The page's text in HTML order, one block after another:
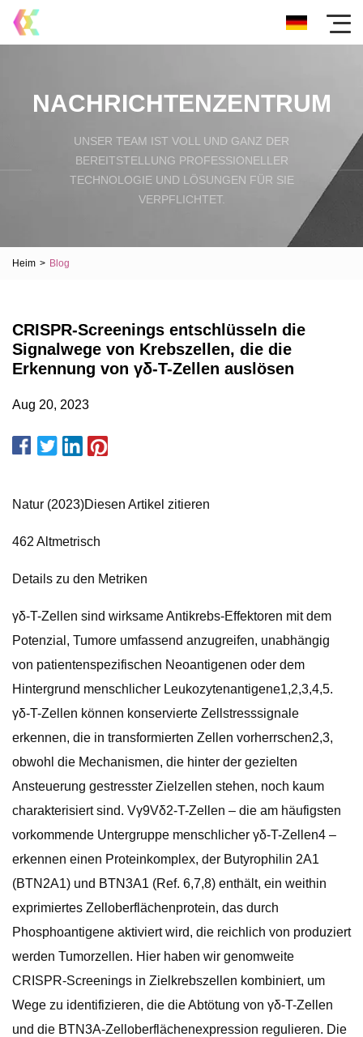
NACHRICHTENZENTRUM
UNSER TEAM IST VOLL UND GANZ DER
BEREITSTELLUNG PROFESSIONELLER
TECHNOLOGIE UND LÖSUNGEN FÜR SIE
VERPFLICHTET.
Heim > Blog
CRISPR-Screenings entschlüsseln die
Signalwege von Krebszellen, die die
Erkennung von γδ-T-Zellen auslösen
Aug 20, 2023
Natur (2023)Diesen Artikel zitieren
462 Altmetrisch
Details zu den Metriken
γδ-T-Zellen sind wirksame Antikrebs-Effektoren mit dem
Potenzial, Tumore umfassend anzugreifen, unabhängig
von patientenspezifischen Neoantigenen oder dem
Hintergrund menschlicher Leukozytenantigene1,2,3,4,5.
γδ-T-Zellen können konservierte Zellstresssignale
erkennen, die in transformierten Zellen vorherrschen2,3,
obwohl die Mechanismen, die hinter der gezielten
Ansteuerung gestresster Zielzellen stehen, noch kaum
charakterisiert sind. Vγ9Vδ2-T-Zellen – die am häufigsten
vorkommende Untergruppe menschlicher γδ-T-Zellen4 –
erkennen einen Proteinkomplex, der Butyrophilin 2A1
(BTN2A1) und BTN3A1 (Ref. 6,7,8) enthält, ein weithin
exprimiertes Zelloberflächenprotein, das durch
Phosphoantigene aktiviert wird, die reichlich von produziert
werden Tumorzellen. Hier haben wir genomweite
CRISPR-Screenings in Zielkrebszellen kombiniert, um
Wege zu identifizieren, die die Abtötung von γδ-T-Zellen
und die BTN3A-Zelloberflächenexpression regulieren. Die